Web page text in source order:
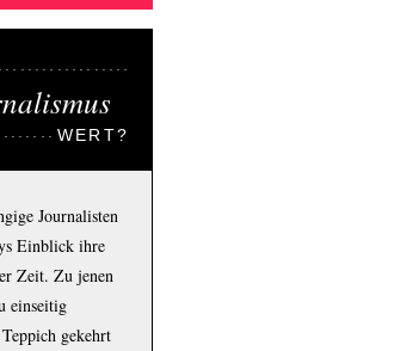
WERT?
Journalisten
Einblick ihre
Zeit. Zu jenen
einseitig
gekehrt